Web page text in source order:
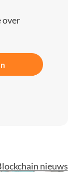
over
nieuws